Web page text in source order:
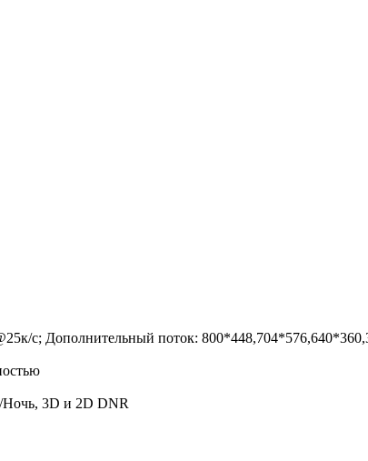
с; Дополнительный поток:
Ночь, 3D и 2D DNR